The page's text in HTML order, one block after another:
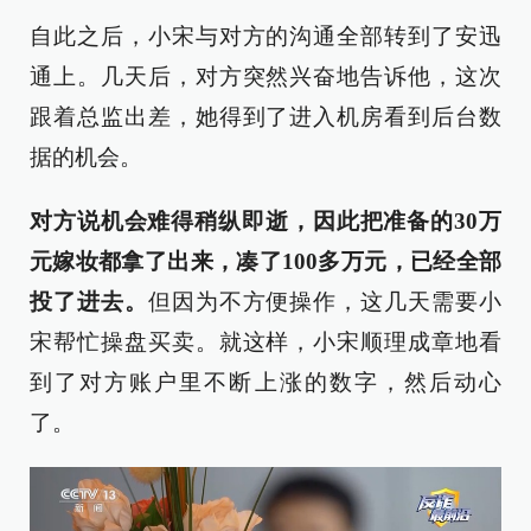
自此之后，小宋与对方的沟通全部转到了安迅
通上。几天后，对方突然兴奋地告诉他，这次
跟着总监出差，她得到了进入机房看到后台数
据的机会。
对方说机会难得稍纵即逝，因此把准备的30万
元嫁妆都拿了出来，凑了100多万元，已经全部
投了进去。 但因为不方便操作，这几天需要小
宋帮忙操盘买卖。就这样，小宋顺理成章地看
到了对方账户里不断上涨的数字，然后动心
了。